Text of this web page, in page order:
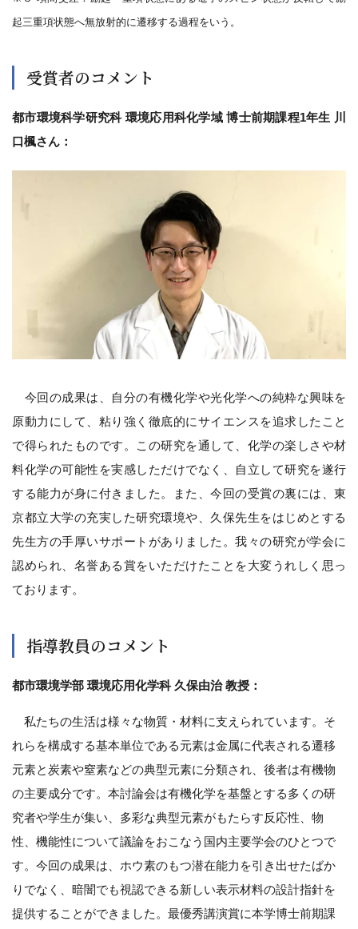
起三重項状態へ無放射的に遷移する過程をいう。
受賞者のコメント
都市環境科学研究科 環境応用科化学域 博士前期課程1年生 川
口楓さん：
今回の成果は、自分の有機化学や光化学への純粋な興味を
原動力にして、粘り強く徹底的にサイエンスを追求したこと
で得られたものです。この研究を通して、化学の楽しさや材
料化学の可能性を実感しただけでなく、自立して研究を遂行
する能力が身に付きました。また、今回の受賞の裏には、東
京都立大学の充実した研究環境や、久保先生をはじめとする
先生方の手厚いサポートがありました。我々の研究が学会に
認められ、名誉ある賞をいただけたことを大変うれしく思っ
ております。
指導教員のコメント
都市環境学部 環境応用化学科 久保由治 教授：
私たちの生活は様々な物質・材料に支えられています。そ
れらを構成する基本単位である元素は金属に代表される遷移
元素と炭素や窒素などの典型元素に分類され、後者は有機物
の主要成分です。本討論会は有機化学を基盤とする多くの研
究者や学生が集い、多彩な典型元素がもたらす反応性、物
性、機能性について議論をおこなう国内主要学会のひとつで
す。今回の成果は、ホウ素のもつ潜在能力を引き出せたばか
りでなく、暗闇でも視認できる新しい表示材料の設計指針を
提供することができました。最優秀講演賞に本学博士前期課